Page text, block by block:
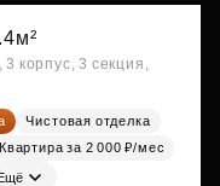
корпус, 3 секция,
Чистовая отделка
Квартира за 2 000 ₽/мес